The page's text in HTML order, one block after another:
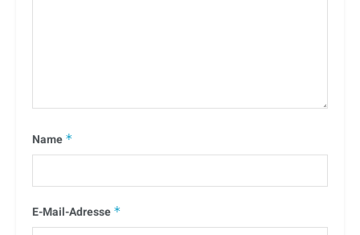
Name *
E-Mail-Adresse *